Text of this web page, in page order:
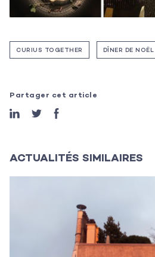
Les actualités
L’équipe
CURIUS TOGETHER DÎNER DE NOËL
Partager cet article
ACTUALITÉS SIMILAIRES